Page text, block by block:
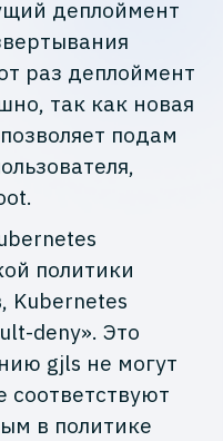
деплоймент
раз деплоймент
так как новая
подам
политики
Kubernetes
deny». Это
gjls не могут
соответствуют
в политике